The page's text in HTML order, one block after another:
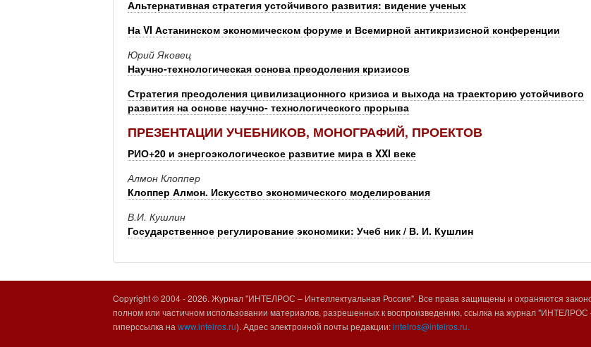
Альтернативная стратегия устойчивого развития: видение ученых
На VI Астанинском экономическом форуме и Всемирной антикризисной конференции
Юрий Яковец
Научно-технологическая основа преодоления кризисов
Стратегия преодоления цивилизационного кризиса и выхода на траекторию устойчивого
развития на основе научно- технологического прорыва
ПРЕЗЕНТАЦИИ УЧЕБНИКОВ, МОНОГРАФИЙ, ПРОЕКТОВ
РИО+20 и энергоэкологическое развитие мира в XXI веке
Алмон Клоппер
Клоппер Алмон. Искусство экономического моделирования
В.И. Кушлин
Государственное регулирование экономики: Учеб ник / В. И. Кушлин
Copyright © 2004 -2026. Журнал "ИНТЕЛРОС – Интеллектуальная Россия". Все права защищены и охраняются
полном или частичном использовании материалов, разрешенных к воспроизведению, ссылка на журнал "ИНТЕЛРОС
гиперссылка на www.intelros.ru). Адрес электронной почты редакции:intelros@intelros.ru.